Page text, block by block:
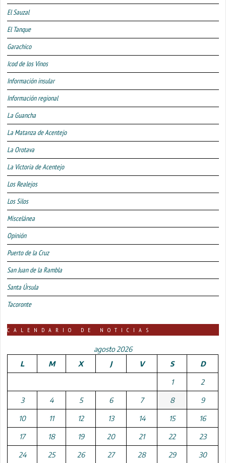
El Sauzal
El Tanque
Garachico
Icod de los Vinos
Información insular
Información regional
La Guancha
La Matanza de Acentejo
La Orotava
La Victoria de Acentejo
Los Realejos
Los Silos
Miscelánea
Opinión
Puerto de la Cruz
San Juan de la Rambla
Santa Úrsula
Tacoronte
CALENDARIO DE NOTICIAS
agosto 2026
L
M X J V S D
1 2
3 4 5 6 7 8 9
10 11 12 13 14 15 16
17 18 19 20 21 22 23
24 25 26 27 28 29 30